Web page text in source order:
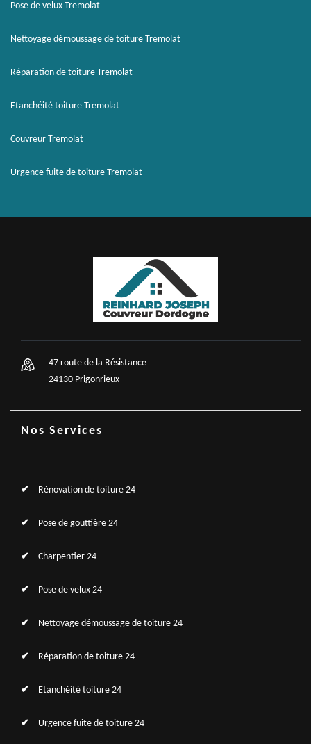
Pose de velux Tremolat
Nettoyage démoussage de toiture Tremolat
Réparation de toiture Tremolat
Etanchéité toiture Tremolat
Couvreur Tremolat
Urgence fuite de toiture Tremolat
47 route de la Résistance
24130 Prigonrieux
Nos Services
Rénovation de toiture 24
Pose de gouttière 24
Charpentier 24
Pose de velux 24
Nettoyage démoussage de toiture 24
Réparation de toiture 24
Etanchéité toiture 24
Urgence fuite de toiture 24